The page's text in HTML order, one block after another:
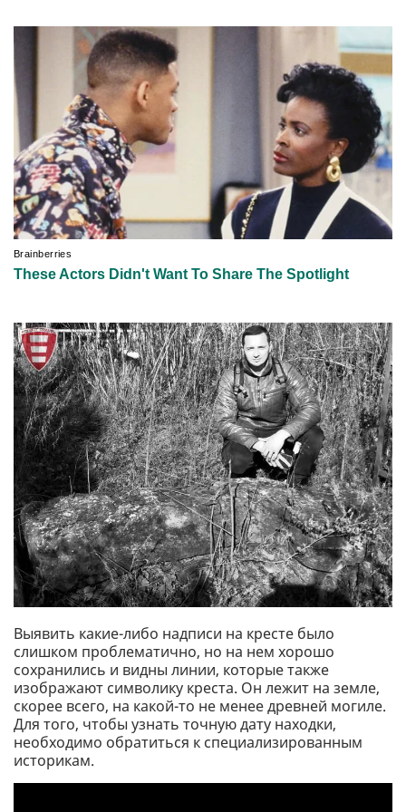
Выявить какие-либо надписи на кресте было
слишком проблематично, но на нем хорошо
сохранились и видны линии, которые также
изображают символику креста. Он лежит на земле,
скорее всего, на какой-то не менее древней могиле.
Для того, чтобы узнать точную дату находки,
необходимо обратиться к специализированным
историкам.